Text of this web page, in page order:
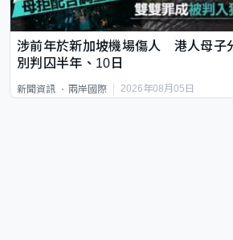
涉前年於新加坡機場傷人 港人母子
別判囚半年、10日
新聞資訊 兩岸國際 2026年08月05日